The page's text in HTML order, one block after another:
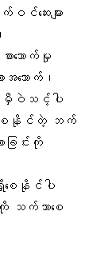
ဝင်ဆေးများ
းသောက်မှု
ောက်၊
း မှီဝဲသင့်ပါ
ေနိုင်တဲ့ ဘက်
ခြင်းကို
စေနိုင်ပါ
သက်သာစေ